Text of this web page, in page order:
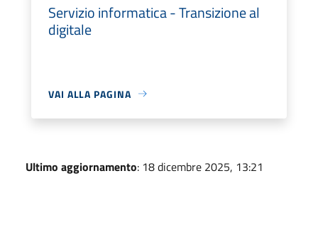
Servizio informatica - Transizione al
digitale
VAI ALLA PAGINA
Ultimo aggiornamento: 18 dicembre 2025, 13:21